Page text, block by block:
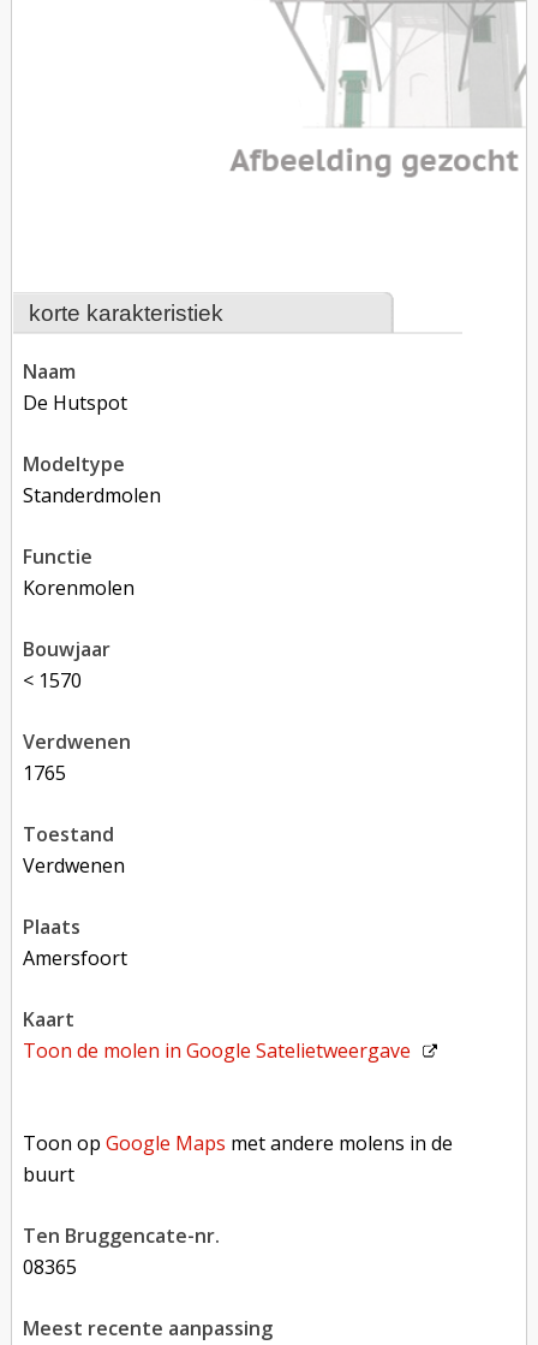
korte karakteristiek
naam
De Hutspot
modeltype
Standerdmolen
functie
korenmolen
bouwjaar
< 1570
verdwenen
1765
toestand
verdwenen
plaats
Amersfoort
kaart
Toon de molen inGoogle Satelietweergave
Toon opGoogle Maps met andere molens in de
buurt
Ten Bruggencate-nr.
08365
Meest recente aanpassing